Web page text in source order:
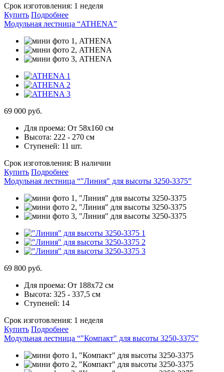
Срок изготовления: 1 неделя
Купить Подробнее
Модульная лестница “ATHENA”
69 000 руб.
Для проема: От 58х160 см
Высота: 222 - 270 см
Ступеней: 11 шт.
Срок изготовления: В наличии
Купить Подробнее
Модульная лестница “"Линия" для высоты 3250-3375”
69 800 руб.
Для проема: От 188х72 см
Высота: 325 - 337,5 см
Ступеней: 14
Срок изготовления: 1 неделя
Купить Подробнее
Модульная лестница “"Компакт" для высоты 3250-3375”